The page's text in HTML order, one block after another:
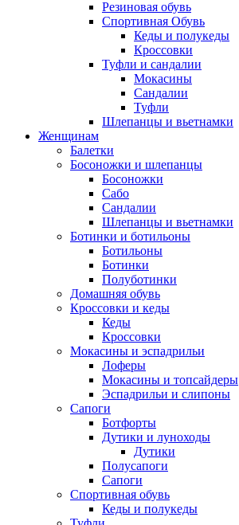
Резиновая обувь
Спортивная Обувь
Кеды и полукеды
Кроссовки
Туфли и сандалии
Мокасины
Сандалии
Туфли
Шлепанцы и вьетнамки
Женщинам
Балетки
Босоножки и шлепанцы
Босоножки
Сабо
Сандалии
Шлепанцы и вьетнамки
Ботинки и ботильоны
Ботильоны
Ботинки
Полуботинки
Домашняя обувь
Кроссовки и кеды
Кеды
Кроссовки
Мокасины и эспадрильи
Лоферы
Мокасины и топсайдеры
Эспадрильи и слипоны
Сапоги
Ботфорты
Дутики и луноходы
Дутики
Полусапоги
Сапоги
Спортивная обувь
Кеды и полукеды